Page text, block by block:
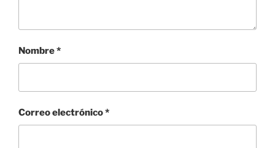
Nombre*
Correo electrónico*